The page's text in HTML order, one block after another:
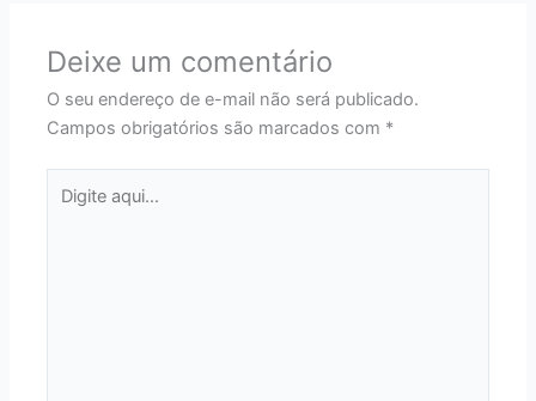
Deixe um comentário
O seu endereço de e-mail não será publicado.
Campos obrigatórios são marcados com *
aqui...